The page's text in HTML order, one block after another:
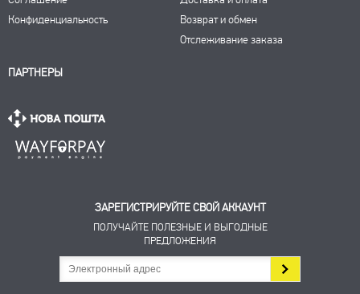
Конфиденциальность
Возврат и обмен
Отслеживание заказа
ПАРТНЕРЫ
ЗАРЕГИСТРИРУЙТЕ СВОЙ АККАУНТ
ПОЛУЧАЙТЕ ПОЛЕЗНЫЕ И ВЫГОДНЫЕ
ПРЕДЛОЖЕНИЯ